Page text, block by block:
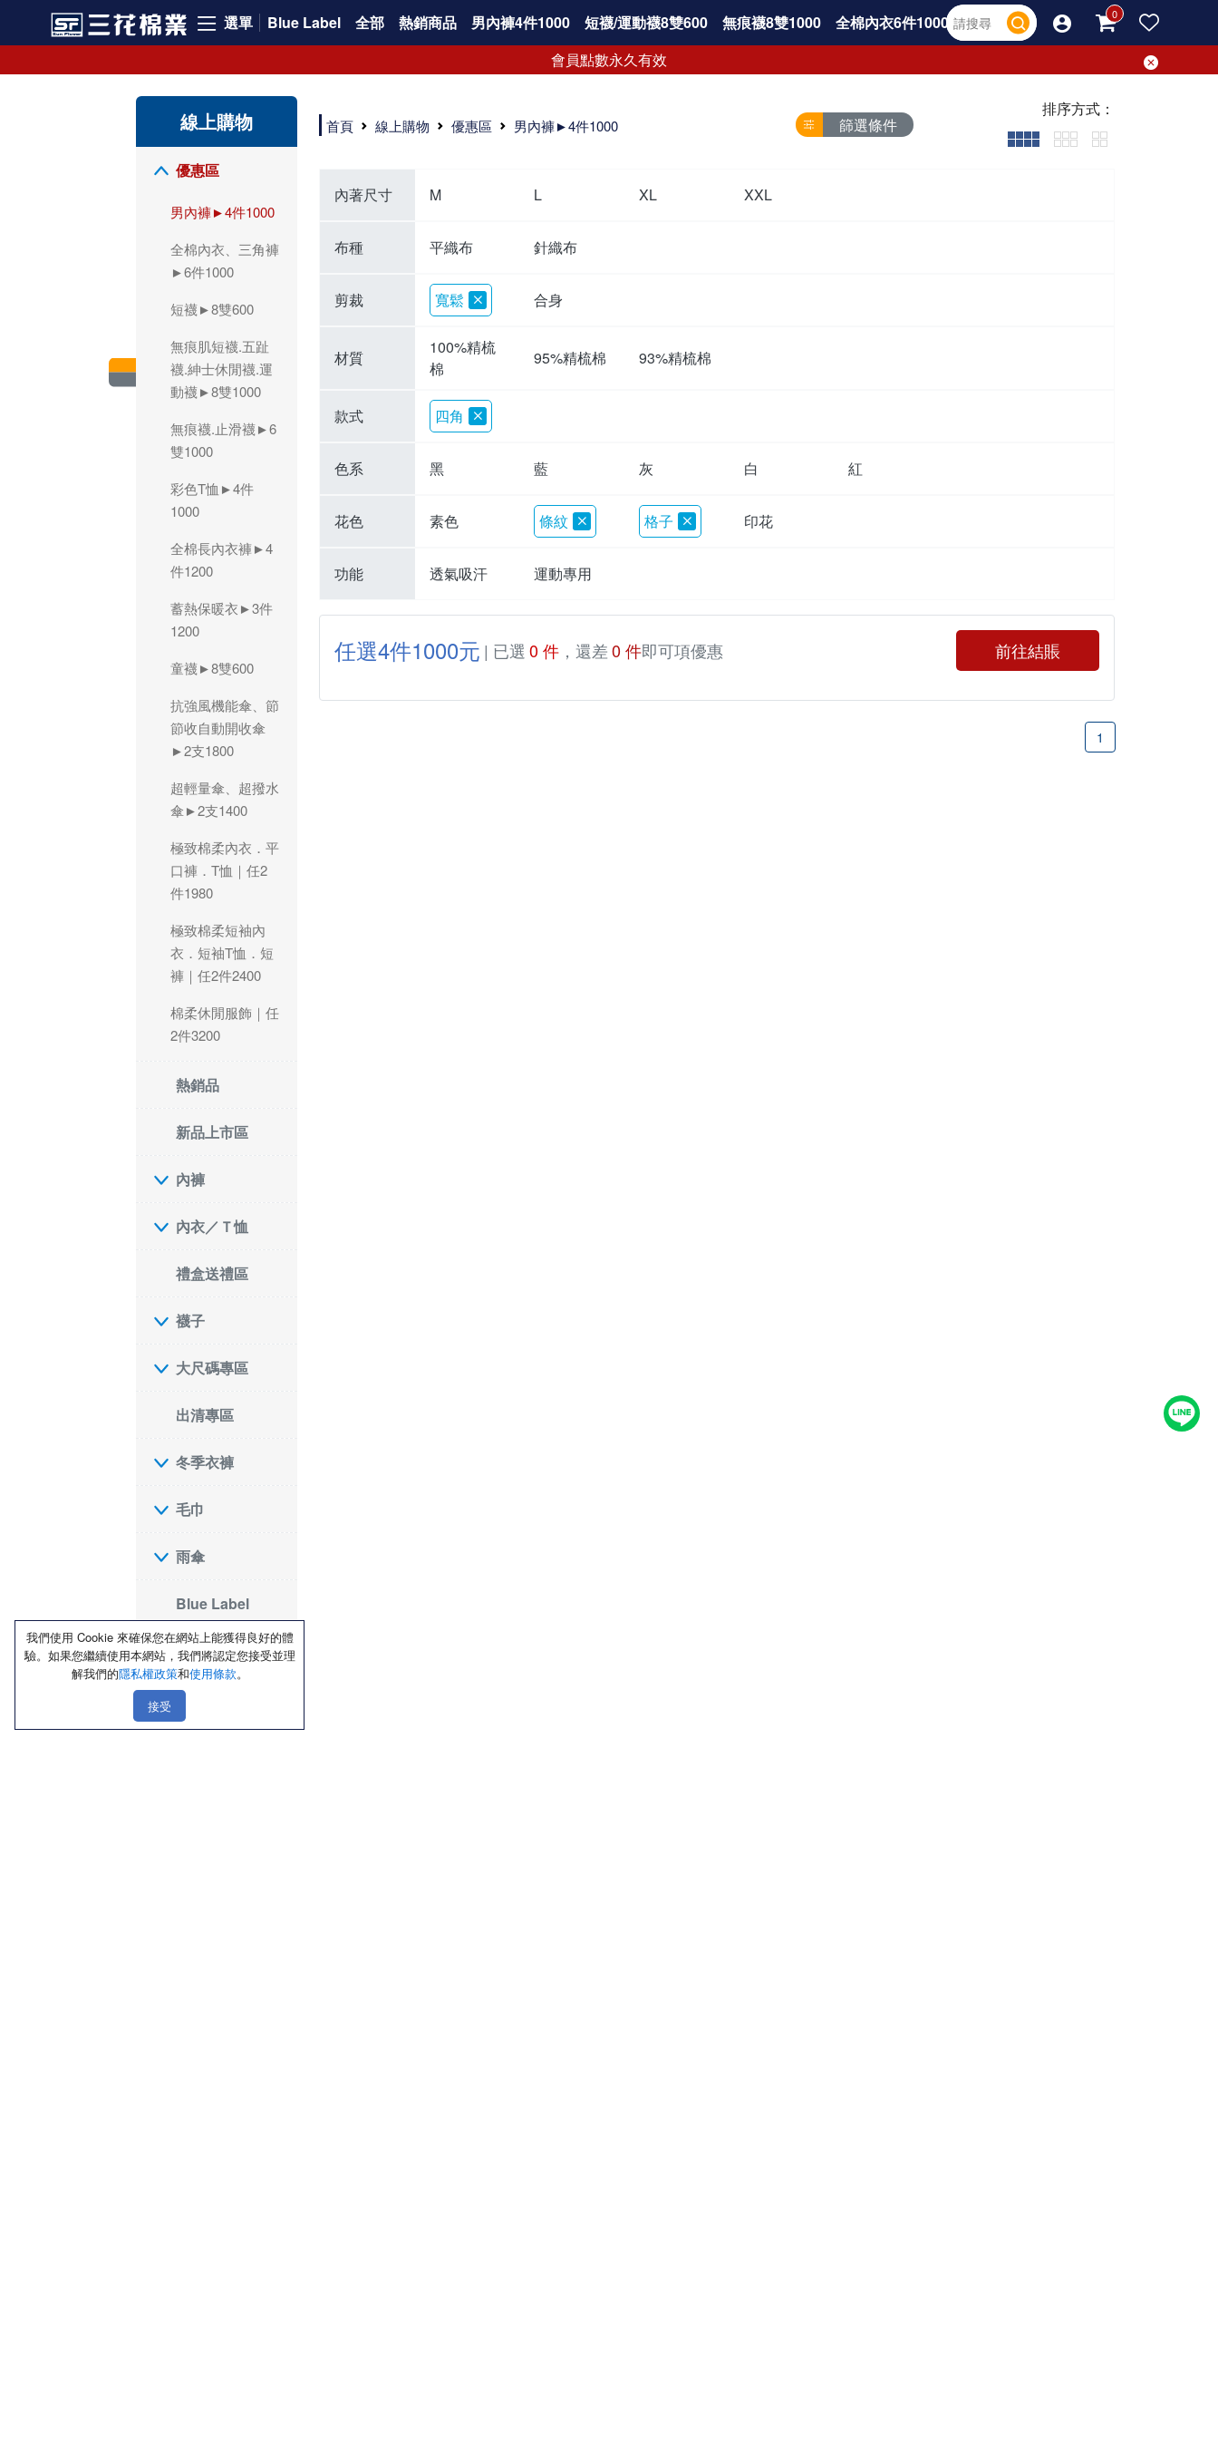
選單 Blue Label 全部 熱銷商品 男內褲4件1000 短襪/運動襪8雙600 無痕襪8雙1000
全棉內衣6件1000
會員點數永久有效
線上購物
優惠區
男內褲►4件1000
全棉內衣、三角褲
►6件1000
短襪►8雙600
無痕肌短襪.五趾
襪.紳士休閒襪.運
動襪►8雙1000
無痕襪.止滑襪►6
雙1000
彩色T恤►4件
1000
全棉長內衣褲►4
件1200
蓄熱保暖衣►3件
1200
童襪►8雙600
抗強風機能傘、節
節收自動開收傘
►2支1800
超輕量傘、超撥水
傘►2支1400
極致棉柔內衣．平
口褲．T恤｜任2
件1980
極致棉柔短袖內
衣．短袖T恤．短
褲｜任2件2400
棉柔休閒服飾｜任
2件3200
熱銷品
新品上市區
內褲
內衣／Ｔ恤
禮盒送禮區
襪子
大尺碼專區
出清專區
冬季衣褲
毛巾
雨傘
Blue Label
三花男內褲是男生首選品牌，適合休閒與運動。彈性好，人體工學剪裁，立體效果佳，舒適感大提升，魅力指數破表！
市佔率高達50年！三花專注設計，提升舒適與耐用，針對亞洲男性剪裁，大動作不卡襠。
三花男內褲採用優質棉料製成，褲身擁有超過千個散熱孔，吸汗透氣，柔順舒適，解決一般男內褲的悶熱問題。針對亞洲男性體型的立體剪裁設計，告別卡襠煩惱，自如大動作。三花男內褲市佔率高，專注製造與開發超過50年，提升舒適度與耐用性，深受網友推崇。五片式剪裁設計，適合各種身形及風格，給予肌膚前所未有的透氣舒適體驗。
【心情閒聊】男內褲的一些小心得?! 身為一名廣告代理商的社群小編，每次接到新客戶都需做好充足的產業功課，以免在撰寫廣告時顯得膚淺。美妝和流行服飾的客戶總讓我感到一點小確幸，因為可以搶先試用到新產品，或請客戶幫忙以員工價購買商品，讓人有中獎的小喜悅。 這次的客戶卻是-男內褲! 男內褲! 男內褲! 由於是第一次接觸這類產品，所以特地重複三次來表達內心的震驚。因為獨處時間較長，對於男內褲的研究多少有些害羞。因而硬著頭皮買了好幾件男內褲進行研究。 家裡沒有兄弟，也沒有可以直接聊男內褲的男性朋友，自己去買男內褲真的需要一些勇氣。我感謝現在的高科技網購，讓我不用親自到店面盯著男內褲看，也能輕鬆購買到不同種類的男內褲，真是感恩網路! 在Google搜尋 ""男內褲""，瞬間出現許多品牌，男內褲的世界真是博大精深呢。我開始扮演男內褲研究生，對男內褲進行分類：從長短、高低中腰到情趣男內褲，各式各樣應有盡有。好險此次的客戶是比較中規中矩的，情趣類的男內褲不在研究範圍，不然一直盯著穿內褲的模特兒看也太難為情了。 男內褲的設計功能其實不亞於女生內衣。由於男生身體結構的關係，需要更細心的設計。市面上較大的品牌有老牌的三花、三槍、宜而爽等，還有大手筆請代言人的CK、PLAYBOY等品牌。要選男內褲，實在需要下些功夫。 我將男內褲分為兩個面向：花色和功能設計。選擇男內褲的花色非常重要，因為能看出個人的品味和對內外搭配的重視程度。宅男們穿著50歲阿伯的花色內褲，或是穿白褲子搭配大黑色內褲，都是不OK的搭配。 功能設計則是對重要部位的保?。為了確保舒適性，有的內褲設計了開襟方便上廁所，有的設計了專屬囊袋固定，更有五片立體剪裁，或者強調視覺效果的內褲。這些設計不僅滿足基本的生理需求，更進階到心靈上的滿足。 以往從未想過要認真研究男內褲，直到這次工作的契機才真正了解男內褲的繁複。男內褲花色多樣，研究起來花費了不少時間。與男內褲客戶窗口交流，我這個女專案可能會有一段尷尬期，希望自己討論時不會笑場。雖然我無法真正體驗男內褲的全部功能，但透過揣測和客戶專業的回答，依然探詢到了許多有趣的現象。 某些網友反應某些國外品牌的男內褲不好穿，可能因為這些品牌是按照西方身材比例製造，不太適合台灣男性。同樣的現象也出現在女性內衣上，所以選擇適合自己的內褲才是最重要的。 以上只是我的心情抒發，沒有針對任何一家男內褲品牌，歡迎更多對男內褲有興趣的朋友加入研究行列！"
首頁 線上購物 優惠區 男內褲►4件1000 篩選條件
排序方式：
內著尺寸 M L XL XXL
布種 平織布 針織布
剪裁 寬鬆 合身
材質
100%精梳
棉
95%精梳棉 93%精梳棉
款式 四角
色系 黑 藍 灰 白 紅
花色 素色 條紋 格子 印花
功能 透氣吸汗 運動專用
任選4件1000元 | 已選 0 件，還差0 件即可項優惠 前往結賬
1
我們使用 Cookie 來確保您在網站上能獲得良好的體
驗。如果您繼續使用本網站，我們將認定您接受並理
解我們的隱私權政策和使用條款。
接受